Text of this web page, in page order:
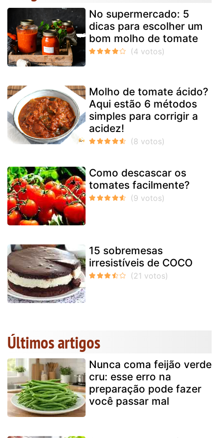
No supermercado: 5
dicas para escolher um
bom molho de tomate
Molho de tomate ácido?
Aqui estão 6 métodos
simples para corrigir a
acidez!
Como descascar os
tomates facilmente?
15 sobremesas
irresistíveis de COCO
Últimos artigos
Nunca coma feijão verde
cru: esse erro na
preparação pode fazer
você passar mal